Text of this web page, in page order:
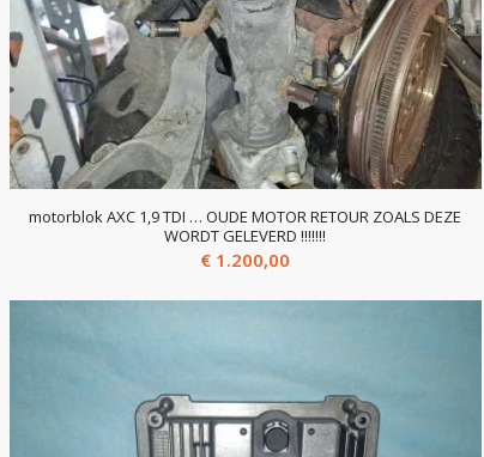
motorblok AXC 1,9 TDI … OUDE MOTOR RETOUR ZOALS DEZE
WORDT GELEVERD !!!!!!!
€ 1.200,00